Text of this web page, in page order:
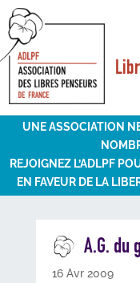
Sélectionner une page
UNE ASSOCIATION
REJOIGNEZ L’ADLPF
EN FAVEUR DE LA
A.G. du
16 Avr 2009